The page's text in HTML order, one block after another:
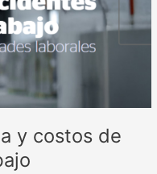
y costos de